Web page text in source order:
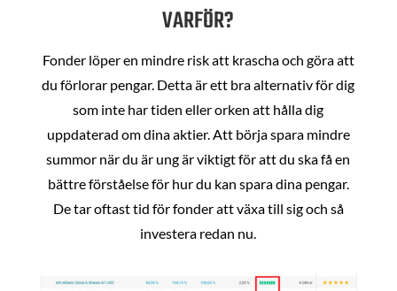
VARFÖR?
Fonder löper en mindre risk att krascha och göra att
du förlorar pengar. Detta är ett bra alternativ för dig
som inte har tiden eller orken att hålla dig
uppdaterad om dina aktier. Att börja spara mindre
summor när du är ung är viktigt för att du ska få en
bättre förståelse för hur du kan spara dina pengar.
De tar oftast tid för fonder att växa till sig och så
investera redan nu.